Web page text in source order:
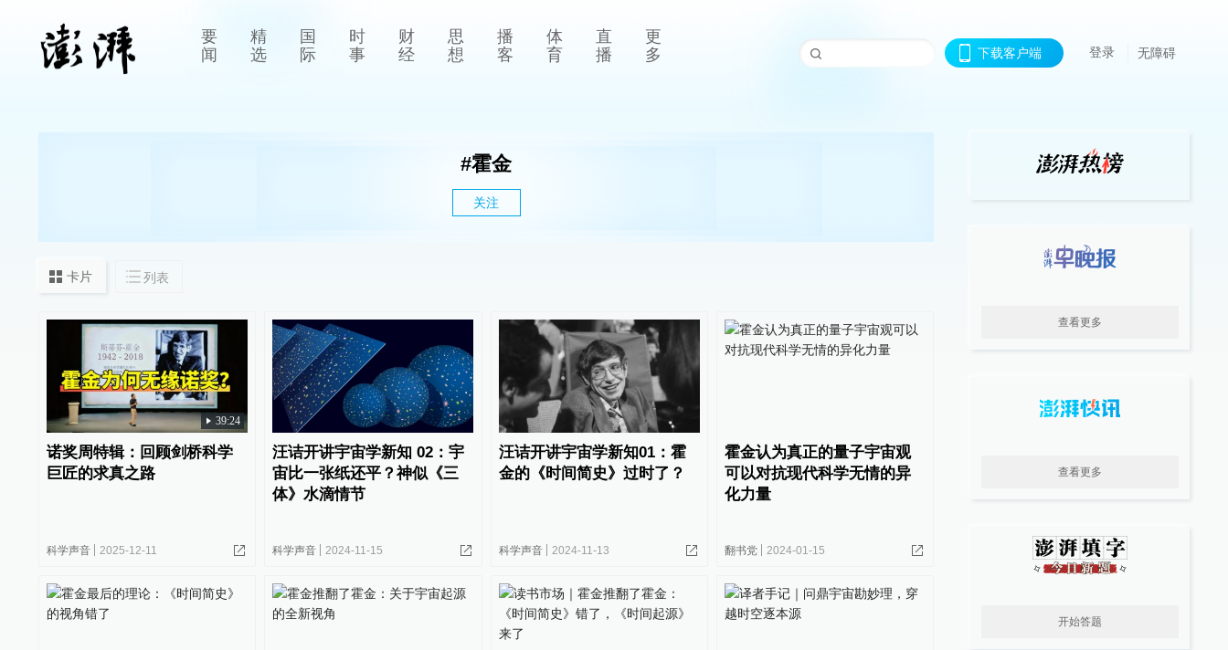
要
闻
精
选
国
际
时
事
财
经
思
想
播
客
体
育
直
播
更
多
下载客户端 登录 无障碍
#霍金
关注
卡片 列表
39:24
诺奖周特辑：回顾剑桥科学
巨匠的求真之路
科学声音 2025-12-11
汪诘开讲宇宙学新知 02：宇
宙比一张纸还平？神似《三
体》水滴情节
科学声音 2024-11-15
汪诘开讲宇宙学新知01：霍
金的《时间简史》过时了？
科学声音 2024-11-13
霍金认为真正的量子宇宙观
可以对抗现代科学无情的异
化力量
翻书党 2024-01-15
查看更多
查看更多
开始答题